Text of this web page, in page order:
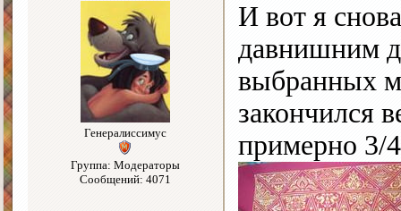
Генералиссимус
Группа: Модераторы
Сообщений: 4071
И вот я
давнишним
выбранных
закончился
примерно 3/